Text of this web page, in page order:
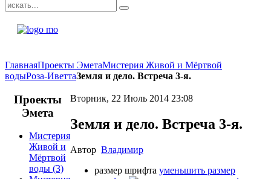
ГлавнаяПроекты ЭметаМистерия Живой и Мёртвой
водыРоза-ИветтаЗемля и дело. Встреча 3-я.
Вторник, 22 Июль 2014 23:08
Земля и дело. Встреча 3-я.
Автор Владимир
размер шрифта уменьшить размер
Проекты
Эмета
Мистерия
Живой и
Мёртвой
воды (3)